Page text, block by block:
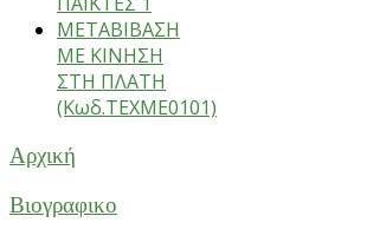
ΜΕΤΑΒΙΒΑΣΗ
ΜΕ ΚΙΝΗΣΗ
ΣΤΗ ΠΛΑΤΗ
(Κωδ.ΤΕΧΜΕ0101)
Αρχική
Βιογραφικο